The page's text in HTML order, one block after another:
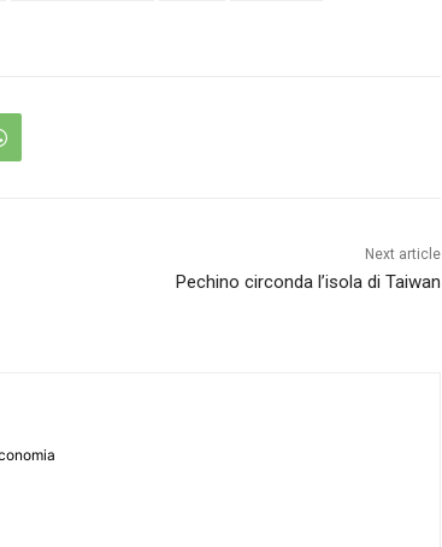
Next article
Pechino circonda l’isola di Taiwan